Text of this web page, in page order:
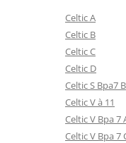
Celtic A
Celtic B
Celtic C
Celtic D
Celtic S Bpa7 B
Celtic V à 11
Celtic V Bpa 7
Celtic V Bpa 7